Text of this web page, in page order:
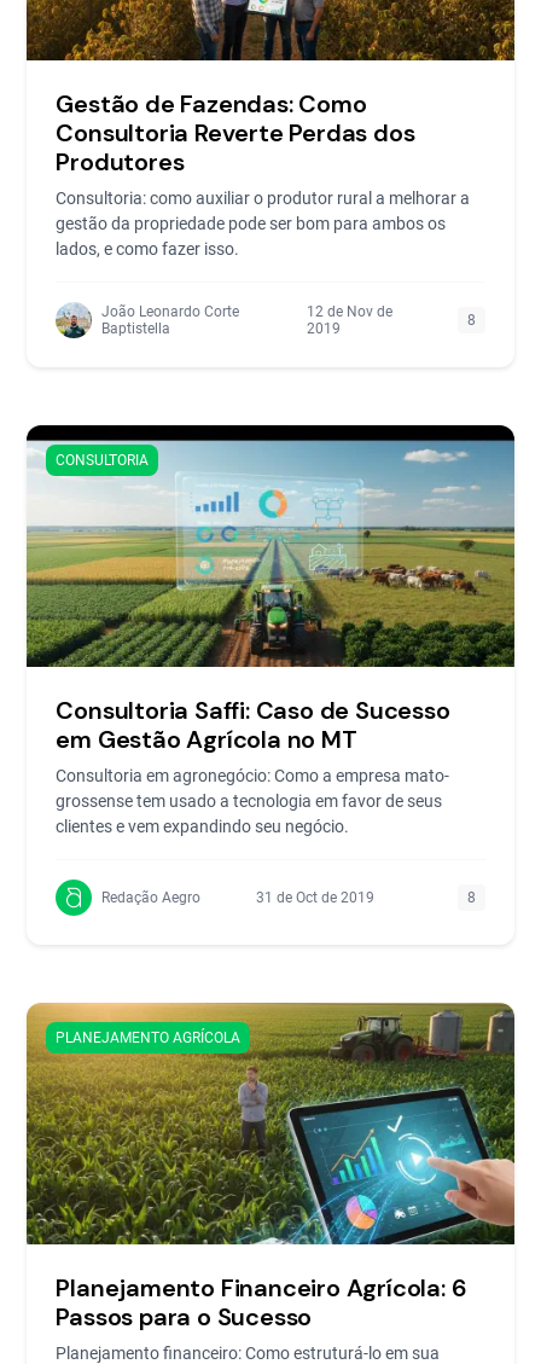
Gestão de Fazendas: Como
Consultoria Reverte Perdas dos
Produtores
Consultoria: como auxiliar o produtor rural a melhorar a
gestão da propriedade pode ser bom para ambos os
lados, e como fazer isso.
João Leonardo Corte
Baptistella
12 de Nov de
2019
8
CONSULTORIA
Consultoria Saffi: Caso de Sucesso
em Gestão Agrícola no MT
Consultoria em agronegócio: Como a empresa mato-
grossense tem usado a tecnologia em favor de seus
clientes e vem expandindo seu negócio.
Redação Aegro 31 de Oct de 2019 8
PLANEJAMENTO AGRÍCOLA
Planejamento Financeiro Agrícola: 6
Passos para o Sucesso
Planejamento financeiro: Como estruturá-lo em sua